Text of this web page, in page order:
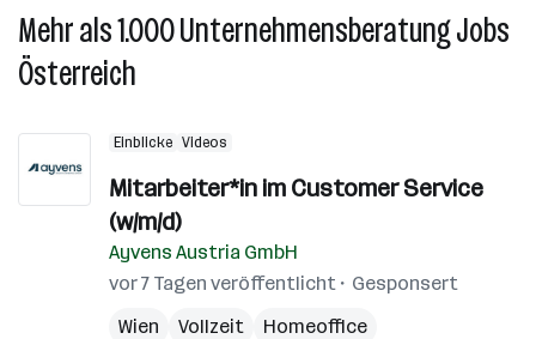
Mehr als 1.000UnternehmensberatungJobs
Österreich
Einblicke Videos
Mitarbeiter*in im Customer Service
(w/m/d)
Ayvens Austria GmbH
vor 7 Tagen veröffentlicht
Gesponsert
Wien
Vollzeit
Homeoffice